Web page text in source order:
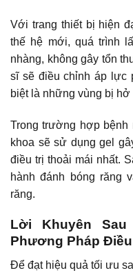
Với trang thiết bị hiện
thế hệ mới, quá trình
nhàng, không gây tổn
sĩ sẽ điều chỉnh áp lực
biệt là những vùng bị hở
Trong trường hợp bệnh
khoa sẽ sử dụng gel
điều trị thoải mái nhất.
hành đánh bóng răng
răng.
Lời Khuyên
Phương Pháp
Để đạt hiệu quả tối ưu